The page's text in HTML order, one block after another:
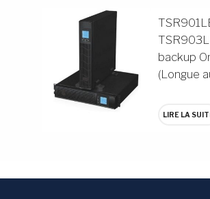
backup
(Longue
LIRE LA